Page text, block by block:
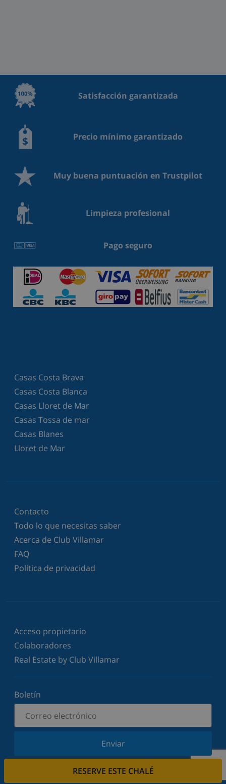
RESERVE ESTE CHALÉ
Satisfacción garantizada
Precio mínimo garantizado
Muy buena puntuación en Trustpilot
Limpieza profesional
Pago seguro
Casas Costa Brava
Casas Costa Blanca
Casas Lloret de Mar
Casas Tossa de mar
Casas Blanes
Lloret de Mar
Contacto
Todo lo que necesitas saber
Acerca de Club Villamar
FAQ
Política de privacidad
Acceso propietario
Colaboradores
Real Estate by Club Villamar
Boletín
Enviar
Suscríbase a nuestro boletín y manténgase